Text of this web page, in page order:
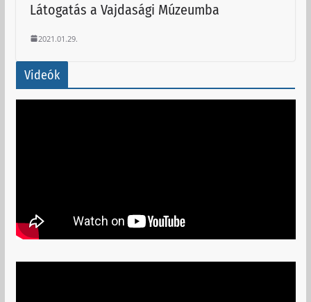
Látogatás a Vajdasági Múzeumba
2021.01.29.
Videók